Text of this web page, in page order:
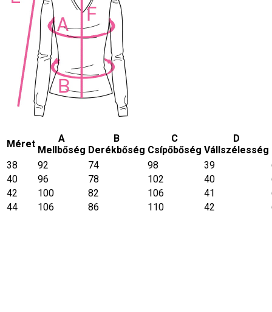
Méret
A
Mellbőség
B
Derékbőség
C
Csípőbőség
D
Vállszélesség
38
92 74 98 39
40
96 78 102 40
42
100 82 106 41
44
106 86 110 42